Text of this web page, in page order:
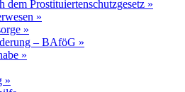
dem Prostituiertenschutzgesetz »
»
»
– BAföG »
»
»